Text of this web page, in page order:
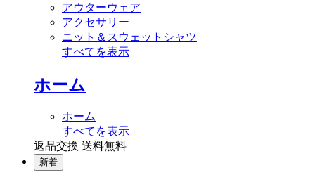
アウターウェア
アクセサリー
ニット＆スウェットシャツ
すべてを表示
ホーム
ホーム
すべてを表示
返品交換 送料無料
新着